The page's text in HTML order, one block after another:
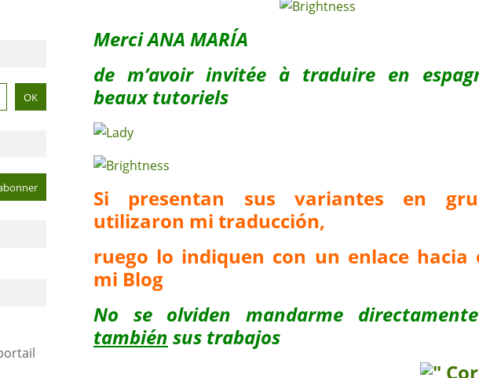
Merci ANA MARÍA
de m’avoir invitée à traduire en
beaux tutoriels
Si presentan sus variantes en
utilizaron mi traducción,
ruego lo indiquen con un enlace hacia
mi Blog
No se olviden mandarme directamente
también sus trabajos